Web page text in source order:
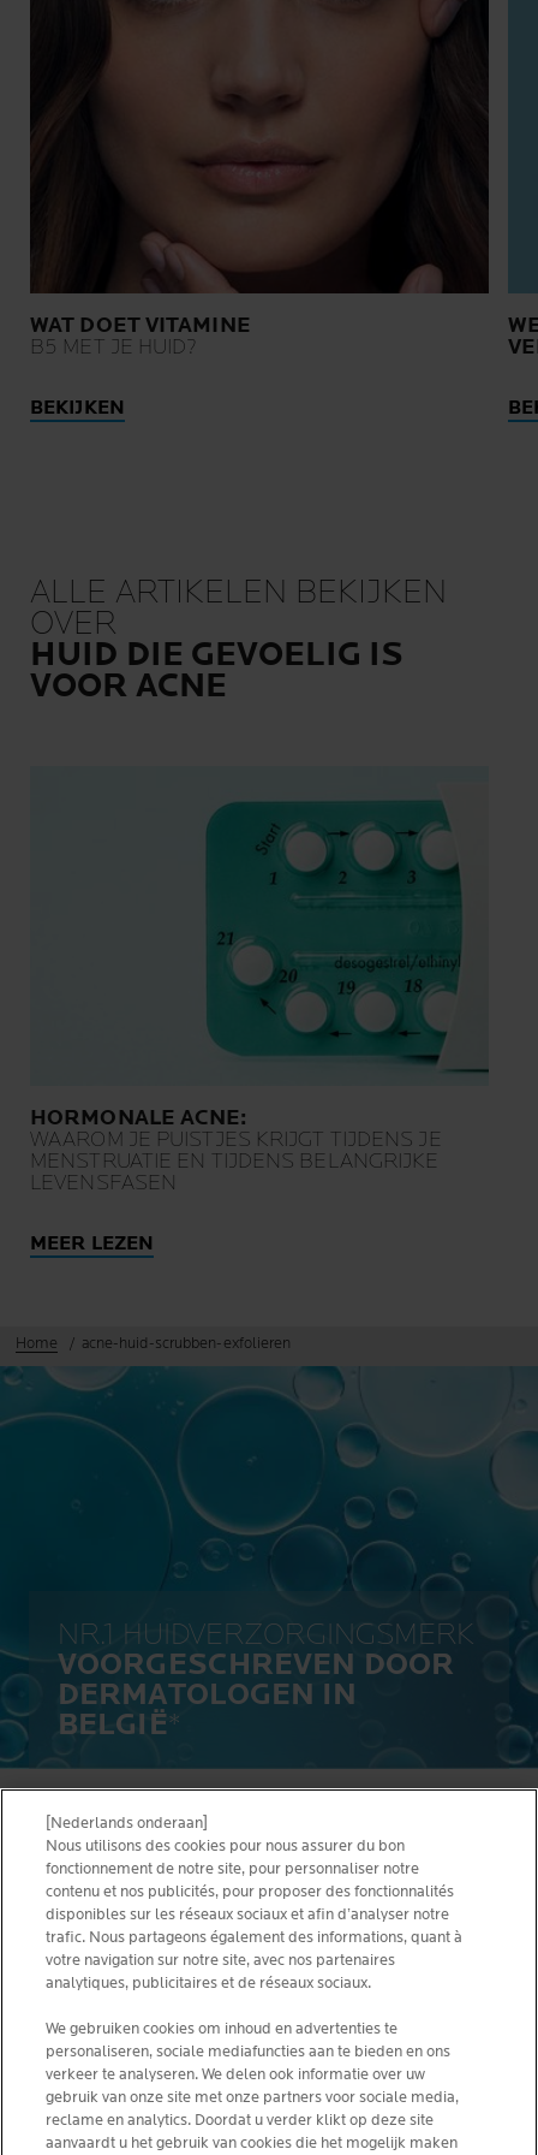
WAT DOET VITAMINE
B5 MET JE HUID?
BEKIJKEN
ALLE ARTIKELEN BEKIJKEN
OVER
HUID DIE GEVOELIG IS
VOOR ACNE
HORMONALE ACNE:
WAAROM JE PUISTJES KRIJGT TIJDENS JE
MENSTRUATIE EN TIJDENS BELANGRIJKE
LEVENSFASEN
MEER LEZEN
Home acne-huid-scrubben-exfolieren
NR.1 HUIDVERZORGINGSMERK
VOORGESCHREVEN DOOR
DERMATOLOGEN IN
BELGIË*
ALGEMENE VOORWAARDEN
CONTACTEER ONS
PRIVACY POLICY
SITEMAP
COOKIES POLICY
NEWSLETTER
FOUNDATION LA ROCHE-POSAY
KIES JOUW LAND
La Roche-Posay Laboratoire Dermatologique CAI
86270 La Roche-Posay France
[Nederlands onderaan]
Nous utilisons des cookies pour nous assurer du bon
fonctionnement de notre site, pour personnaliser notre
contenu et nos publicités, pour proposer des fonctionnalités
disponibles sur les réseaux sociaux et afin d’analyser notre
trafic. Nous partageons également des informations, quant à
votre navigation sur notre site, avec nos partenaires
analytiques, publicitaires et de réseaux sociaux.
We gebruiken cookies om inhoud en advertenties te
personaliseren, sociale mediafuncties aan te bieden en ons
verkeer te analyseren. We delen ook informatie over uw
gebruik van onze site met onze partners voor sociale media,
reclame en analytics. Doordat u verder klikt op deze site
aanvaardt u het gebruik van cookies die het mogelijk maken